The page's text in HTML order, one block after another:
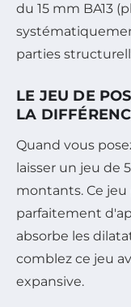
du 15 mm BA13
parties
LE JEU DE
LA
Quand vous
laisser un jeu de
montants. Ce
parfaitement
absorbe les
comblez ce jeu
expansive.